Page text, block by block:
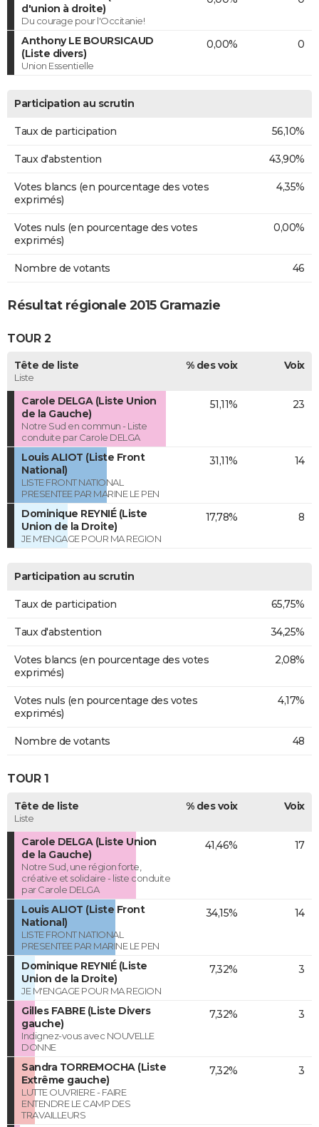
d'union à droite)
Du courage pour l'Occitanie!
Anthony LE BOURSICAUD
(Liste divers)
Union Essentielle
0,00% 0
Participation au scrutin
Taux de participation 56,10%
Taux d'abstention 43,90%
Votes blancs (en pourcentage des votes
exprimés)
4,35%
Votes nuls (en pourcentage des votes
exprimés)
0,00%
Nombre de votants 46
Résultat régionale 2015 Gramazie
TOUR 2
Tête de liste
Liste
% des voix Voix
Carole DELGA (Liste Union
de la Gauche)
Notre Sud en commun - Liste
conduite par Carole DELGA
51,11% 23
Louis ALIOT (Liste Front
National)
LISTE FRONT NATIONAL
PRESENTEE PAR MARINE LE PEN
31,11% 14
Dominique REYNIÉ (Liste
Union de la Droite)
JE M'ENGAGE POUR MA REGION
17,78% 8
Participation au scrutin
Taux de participation 65,75%
Taux d'abstention 34,25%
Votes blancs (en pourcentage des votes
exprimés)
2,08%
Votes nuls (en pourcentage des votes
exprimés)
4,17%
Nombre de votants 48
TOUR 1
Tête de liste
Liste
% des voix Voix
Carole DELGA (Liste Union
de la Gauche)
Notre Sud, une région forte,
créative et solidaire - liste conduite
par Carole DELGA
41,46% 17
Louis ALIOT (Liste Front
National)
LISTE FRONT NATIONAL
PRESENTEE PAR MARINE LE PEN
34,15% 14
Dominique REYNIÉ (Liste
Union de la Droite)
JE M'ENGAGE POUR MA REGION
7,32% 3
Gilles FABRE (Liste Divers
gauche)
Indignez-vous avec NOUVELLE
DONNE
7,32% 3
Sandra TORREMOCHA (Liste
Extrême gauche)
LUTTE OUVRIERE - FAIRE
ENTENDRE LE CAMP DES
TRAVAILLEURS
7,32% 3